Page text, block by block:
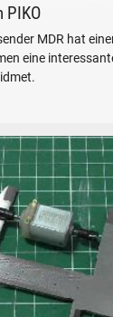
PIKO
MDR hat
eine